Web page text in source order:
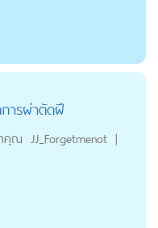
ารผ่าตัดฝี
คุณ JJ_Forgetmenot |